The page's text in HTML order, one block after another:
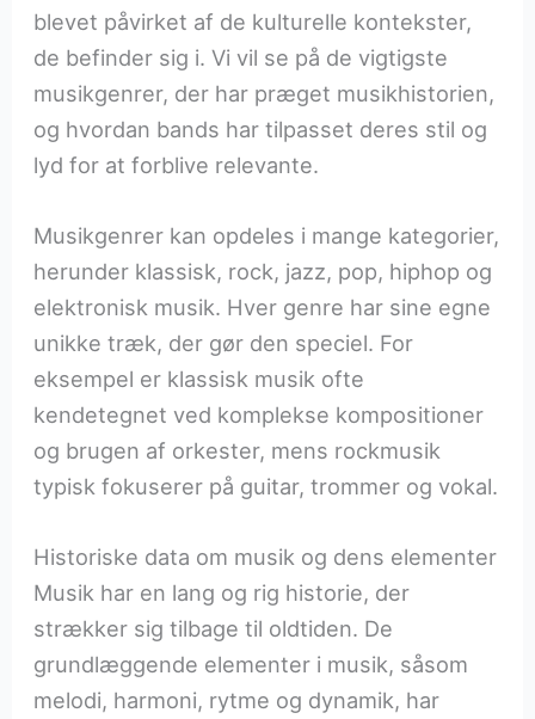
blevet påvirket af de kulturelle kontekster,
de befinder sig i. Vi vil se på de vigtigste
musikgenrer, der har præget musikhistorien,
og hvordan bands har tilpasset deres stil og
lyd for at forblive relevante.
Musikgenrer kan opdeles i mange kategorier,
herunder klassisk, rock, jazz, pop, hiphop og
elektronisk musik. Hver genre har sine egne
unikke træk, der gør den speciel. For
eksempel er klassisk musik ofte
kendetegnet ved komplekse kompositioner
og brugen af orkester, mens rockmusik
typisk fokuserer på guitar, trommer og vokal.
Historiske data om musik og dens elementer
Musik har en lang og rig historie, der
strækker sig tilbage til oldtiden. De
grundlæggende elementer i musik, såsom
melodi, harmoni, rytme og dynamik, har